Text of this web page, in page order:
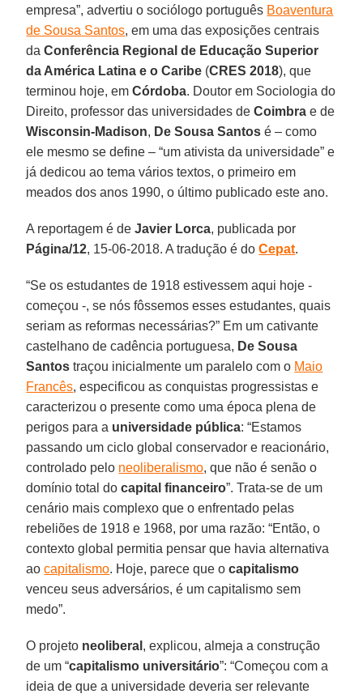
empresa”, advertiu o sociólogo português Boaventura
de Sousa Santos, em uma das exposições centrais
daConferência Regional de Educação Superior
da América Latina e o Caribe (CRES 2018), que
terminou hoje, emCórdoba. Doutor em Sociologia do
Direito, professor das universidades deCoimbrae de
Wisconsin-Madison, De Sousa Santos é – como
ele mesmo se define – “um ativista da universidade” e
já dedicou ao tema vários textos, o primeiro em
meados dos anos 1990, o último publicado este ano.
A reportagem é deJavier Lorca, publicada por
Página/12, 15-06-2018. A tradução é doCepat.
“Se os estudantes de 1918 estivessem aqui hoje -
começou -, se nós fôssemos esses estudantes, quais
seriam as reformas necessárias?” Em um cativante
castelhano de cadência portuguesa, De Sousa
Santos traçou inicialmente um paralelo com o Maio
Francês, especificou as conquistas progressistas e
caracterizou o presente como uma época plena de
perigos para a universidade pública: “Estamos
passando um ciclo global conservador e reacionário,
controlado pelo neoliberalismo, que não é senão o
domínio total docapital financeiro”. Trata-se de um
cenário mais complexo que o enfrentado pelas
rebeliões de 1918 e 1968, por uma razão: “Então, o
contexto global permitia pensar que havia alternativa
aocapitalismo. Hoje, parece que ocapitalismo
venceu seus adversários, é um capitalismo sem
medo”.
O projeto neoliberal , explicou, almeja a construção
de um “capitalismo universitário”: “Começou com a
ideia de que a universidade deveria ser relevante